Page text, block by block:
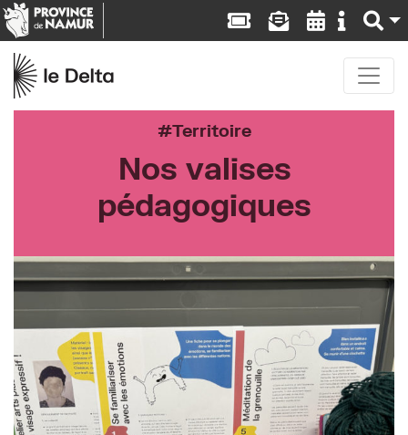
Territoire
Nos valises
pédagogiques